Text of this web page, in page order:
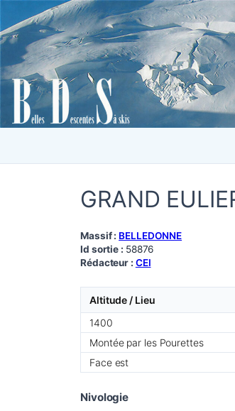
GRAND
Massif : BELLEDONNE
Id sortie : 58876
Rédacteur : CEI
Altitude / Lieu
1400
Montée par les Pourettes
Face est
Nivologie